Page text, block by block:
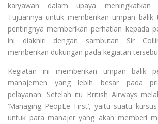
karyawan dalam upaya meningkatkan
Tujuannya untuk memberikan umpan balik
pentingnya memberikan perhatian kepada
ini diakhiri dengan sambutan Sir
memberikan dukungan pada kegiatan
Kegiatan ini memberikan umpan balik
manajemen yang lebih besar pada
pelayanan. Setelah itu British Airways
‘Managing PeopLe First’, yaitu suatu
untuk para manajer yang akan memberi